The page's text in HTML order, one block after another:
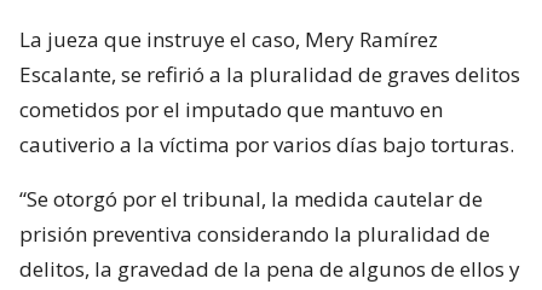
La jueza que instruye el caso, Mery Ramírez
Escalante, se refirió a la pluralidad de graves delitos
cometidos por el imputado que mantuvo en
cautiverio a la víctima por varios días bajo torturas.
“Se otorgó por el tribunal, la medida cautelar de
prisión preventiva considerando la pluralidad de
delitos, la gravedad de la pena de algunos de ellos y